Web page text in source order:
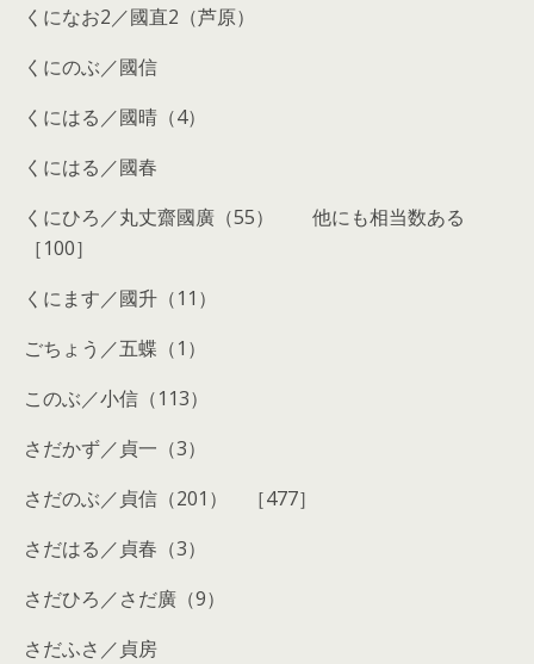
くになお2／國直2（芦原）
くにのぶ／國信
くにはる／國晴（4）
くにはる／國春
くにひろ／丸丈齋國廣（55） 他にも相当数ある
［100］
くにます／國升（11）
ごちょう／五蝶（1）
このぶ／小信（113）
さだかず／貞一（3）
さだのぶ／貞信（201） ［477］
さだはる／貞春（3）
さだひろ／さだ廣（9）
さだふさ／貞房